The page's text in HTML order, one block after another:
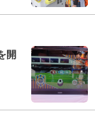
開